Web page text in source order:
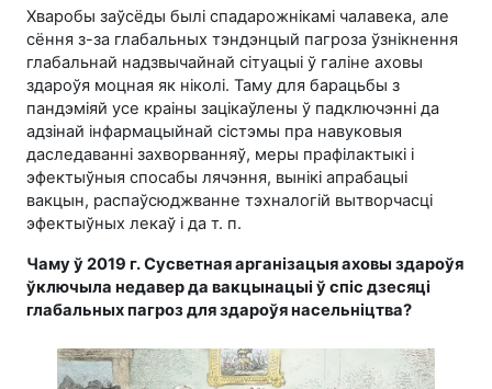
Хваробы заўсёды былі спадарожнікамі чалавека, але
сёння з-за глабальных тэндэнцый пагроза ўзнікнення
глабальнай надзвычайнай сітуацыі ў галіне аховы
здароўя моцная як ніколі. Таму для барацьбы з
пандэміяй усе краіны зацікаўлены ў падключэнні да
адзінай інфармацыйнай сістэмы пра навуковыя
даследаванні захворванняў, меры прафілактыкі і
эфектыўныя спосабы лячэння, вынікі апрабацыі
вакцын, распаўсюджванне тэхналогій вытворчасці
эфектыўных лекаў і да т. п.
Чаму ў 2019 г. Сусветная арганізацыя аховы здароўя
ўключыла недавер да вакцынацыі ў спіс дзесяці
глабальных пагроз для здароўя насельніцтва?